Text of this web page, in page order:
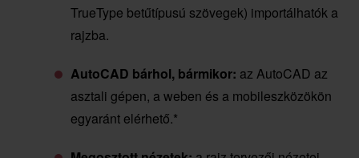
TrueType betűtípusú szövegek) importálhatók a
rajzba.
AutoCAD bárhol, bármikor: az AutoCAD az
asztali gépen, a weben és a mobileszközökön
egyaránt elérhető.*